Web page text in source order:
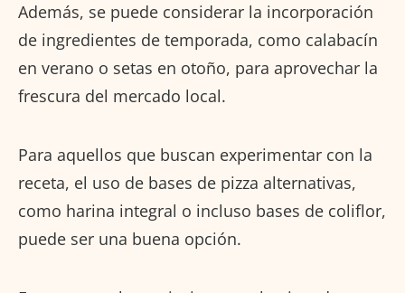
Además, se puede considerar la incorporación
de ingredientes de temporada, como calabacín
en verano o setas en otoño, para aprovechar la
frescura del mercado local.
Para aquellos que buscan experimentar con la
receta, el uso de bases de pizza alternativas,
como harina integral o incluso bases de coliflor,
puede ser una buena opción.